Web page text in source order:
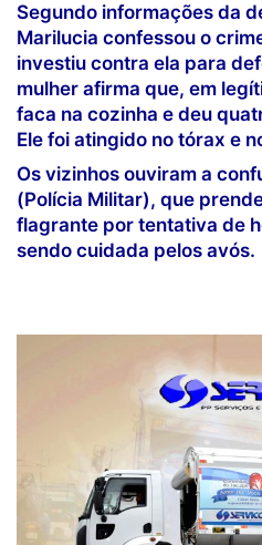
Segundo informações da
Marilucia confessou o
investiu contra ela para
mulher afirma que, em
faca na cozinha e deu
Ele foi atingido no tórax e
Os vizinhos ouviram a
(Polícia Militar), que
flagrante por tentativa de
sendo cuidada pelos avós.